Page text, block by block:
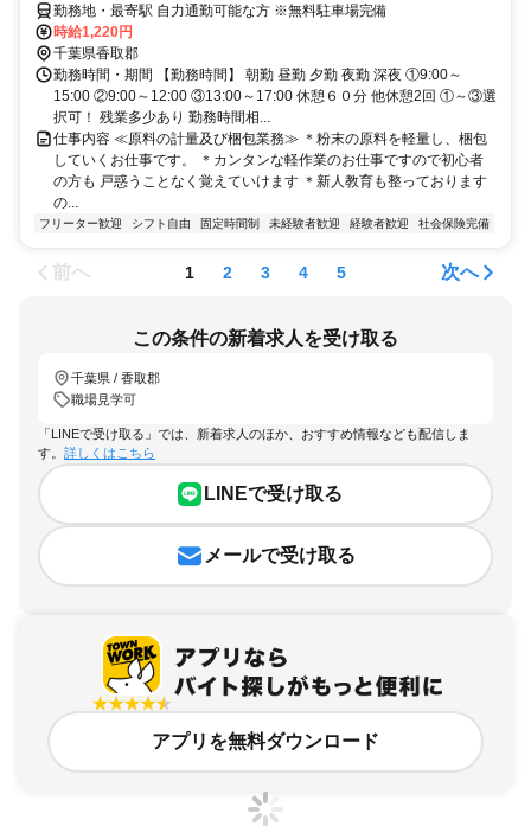
勤務地・最寄駅 自力通勤可能な方 ※無料駐車場完備
時給1,220円
千葉県香取郡
勤務時間・期間 【勤務時間】 朝勤 昼勤 夕勤 夜勤 深夜 ①9:00～
15:00 ②9:00～12:00 ③13:00～17:00 休憩６０分 他休憩2回 ①～③選
択可！ 残業多少あり 勤務時間相...
仕事内容 ≪原料の計量及び梱包業務≫ ＊粉末の原料を軽量し、梱包
していくお仕事です。 ＊カンタンな軽作業のお仕事ですので初心者
の方も 戸惑うことなく覚えていけます ＊新人教育も整っております
の...
フリーター歓迎 シフト自由 固定時間制 未経験者歓迎 経験者歓迎 社会保険完備
前へ 1 2 3 4 5 次へ
この条件の新着求人を受け取る
千葉県 / 香取郡
職場見学可
「LINEで受け取る」では、新着求人のほか、おすすめ情報なども配信しま
す。 詳しくはこちら
LINEで受け取る
メールで受け取る
アプリを無料ダウンロード